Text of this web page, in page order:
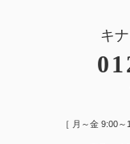
キ
［ 月～金 9:00